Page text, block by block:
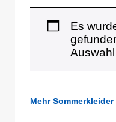
Es
Mehr